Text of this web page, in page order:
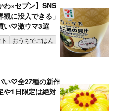
わ×セブン】SNS
に没入できる」
い♡激ウマ3選
おうちでごはん
い♡全27種の新作
や1日限定は絶対